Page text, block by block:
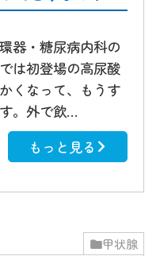
器・糖尿病内科の
は初登場の高尿酸
くなって、もうす
。外で飲…
もっと見る
甲状腺